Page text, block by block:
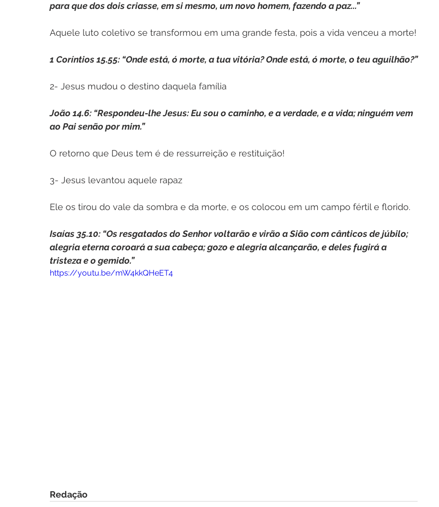
para que dos dois criasse, em si mesmo, um novo homem, fazendo a paz...”
Aquele luto coletivo se transformou em uma grande festa, pois a vida venceu a morte!
1 Coríntios 15.55: “Onde está, ó morte, a tua vitória? Onde está, ó morte, o teu aguilhão?”
2- Jesus mudou o destino daquela família
João 14.6: “Respondeu-lhe Jesus: Eu sou o caminho, e a verdade, e a vida; ninguém vem
ao Pai senão por mim.”
O retorno que Deus tem é de ressurreição e restituição!
3- Jesus levantou aquele rapaz
Ele os tirou do vale da sombra e da morte, e os colocou em um campo fértil e florido.
Isaías 35.10: “Os resgatados do Senhor voltarão e virão a Sião com cânticos de júbilo;
alegria eterna coroará a sua cabeça; gozo e alegria alcançarão, e deles fugirá a
tristeza e o gemido.”
https://youtu.be/mW4kkQHeET4
Redação